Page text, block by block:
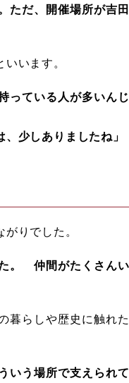
ただ、開催場所が吉
います。
ている人が多いん
少しありましたね」
りでした。
。 仲間がたくさん
暮らしや歴史に触れ
いう場所で支えられ